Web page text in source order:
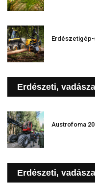
Erdészeti,
Austrofoma
Erdészeti,